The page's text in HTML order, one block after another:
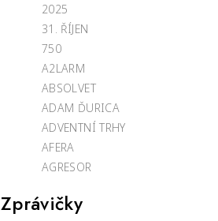
2025
31. ŘÍJEN
750
A2LARM
ABSOLVET
ADAM ĎURICA
ADVENTNÍ TRHY
AFERA
AGRESOR
Zprávičky